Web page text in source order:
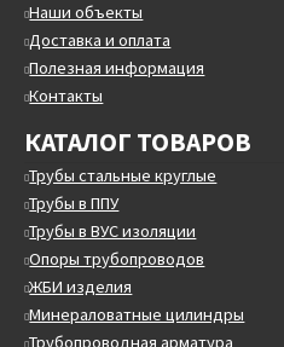
Наши объекты
Доставка и оплата
Полезная информация
Контакты
КАТАЛОГ ТОВАРОВ
Трубы стальные круглые
Трубы в ППУ
Трубы в ВУС изоляции
Опоры трубопроводов
ЖБИ изделия
Минераловатные цилиндры
Трубопроводная арматура